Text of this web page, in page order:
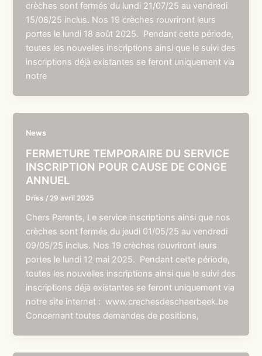
crèches sont fermés du lundi 21/07/25 au vendredi
15/08/25 inclus. Nos 19 crèches rouvriront leurs
portes le lundi 18 août 2025. Pendant cette période,
toutes les nouvelles inscriptions ainsi que le suivi des
inscriptions déjà existantes se feront uniquement via
notre
News
FERMETURE TEMPORAIRE DU SERVICE
INSCRIPTION POUR CAUSE DE CONGE
ANNUEL
Driss / 29 avril 2025
Chers Parents, Le service inscriptions ainsi que nos
crèches sont fermés du jeudi 01/05/25 au vendredi
09/05/25 inclus. Nos 19 crèches rouvriront leurs
portes le lundi 12 mai 2025. Pendant cette période,
toutes les nouvelles inscriptions ainsi que le suivi des
inscriptions déjà existantes se feront uniquement via
notre site internet : www.crechesdeschaerbeek.be
Concernant toutes demandes de positions,